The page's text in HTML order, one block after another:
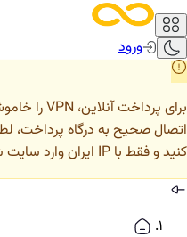
ورود
برای پرداخت آنلاین، VPN را خاموش کنید و با IP ایران وارد شوید.
کنید و فقط با IP ایران وارد سایت شوید.